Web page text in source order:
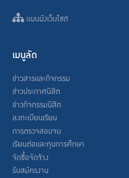
แผนผังเว็บไซต์
เมนูลัด
ข่าวสารและกิจกรรม
ข่าวประกาศนิสิต
ข่าวกิจกรรมนิสิต
ลงทะเบียนเรียน
การตรวจสอบจบ
เรียนต่อและทุนการศึกษา
จัดซื้อจัดจ้าง
รับสมัครงาน